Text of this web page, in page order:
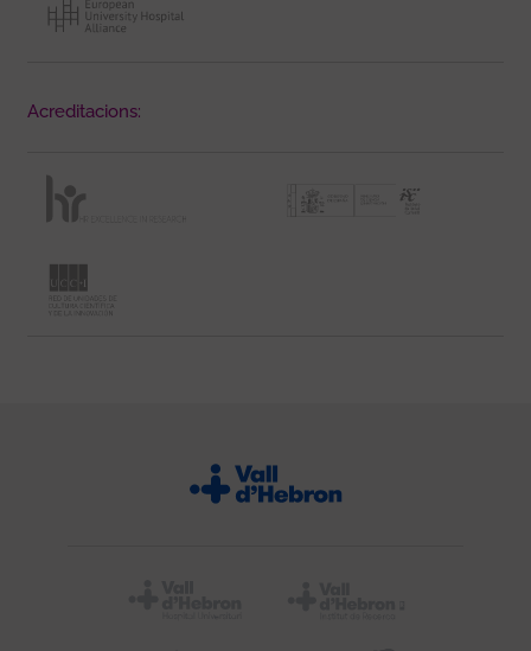
Acreditacions: